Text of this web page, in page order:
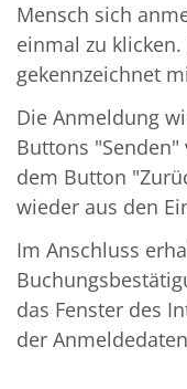
Mensch sich
einmal zu
gekennzeichnet
Die Anmeldung
Buttons
dem Button
wieder aus den
Im Anschluss
das Fenster des
der